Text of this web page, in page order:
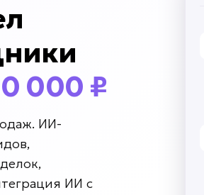
000 ₽
ИИ-
ИИ с